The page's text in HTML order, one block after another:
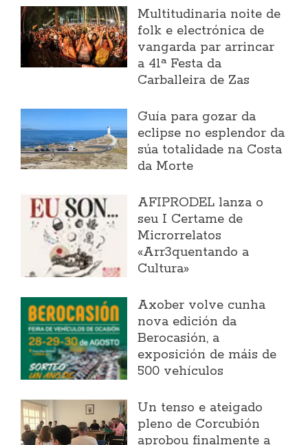
Multitudinaria noite de
folk e electrónica de
vangarda par arrincar
a 41ª Festa da
Carballeira de Zas
Guía para gozar da
eclipse no esplendor da
súa totalidade na Costa
da Morte
AFIPRODEL lanza o
seu I Certame de
Microrrelatos
«Arr3quentando a
Cultura»
Axober volve cunha
nova edición da
Berocasión, a
exposición de máis de
500 vehículos
Un tenso e ateigado
pleno de Corcubión
aprobou finalmente a